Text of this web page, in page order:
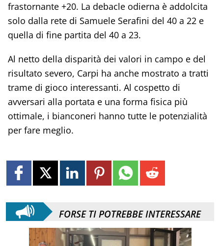
frastornante +20. La debacle odierna è addolcita
solo dalla rete di Samuele Serafini del 40 a 22 e
quella di fine partita del 40 a 23.
Al netto della disparità dei valori in campo e del
risultato severo, Carpi ha anche mostrato a tratti
trame di gioco interessanti. Al cospetto di
avversari alla portata e una forma fisica più
ottimale, i bianconeri hanno tutte le potenzialità
per fare meglio.
FORSE TI POTREBBE INTERESSARE